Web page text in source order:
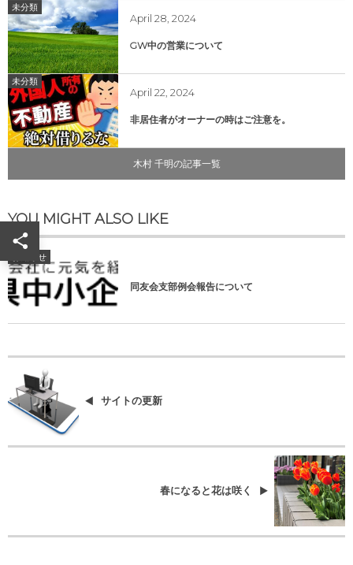
未分類
April 28 2024
GW中の営業について
未分類
April 22 2024
非居住者がオーナーの時はご注意を。
木村 千明の記事一覧
YOU MIGHT ALSO LIKE
お知らせ
同友会支部例会報告について
サイトの更新
春になると花は咲く